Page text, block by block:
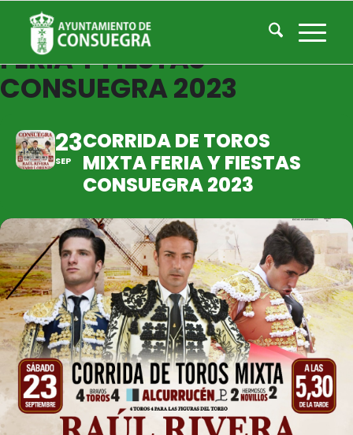
CORRIDA DE TOROS MIXTA
FERIA Y FIESTAS
CONSUEGRA 2023
23
SEP
CORRIDA DE TOROS
MIXTA FERIA Y FIESTAS
CONSUEGRA 2023